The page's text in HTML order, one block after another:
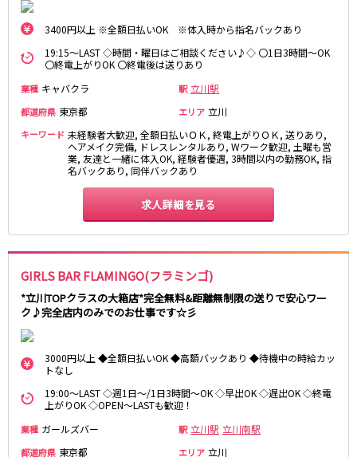
3400円以上 ※全額日払いOK ※体入時から指名バックあり
19:15～LAST ◇時間・曜日はご相談ください♪◇ 〇1日3時間～OK
〇終電上がりOK 〇終電後は送りあり
業種 キャバクラ 駅 立川駅
都道府県 東京都 エリア 立川
キーワード 未経験者大歓迎, 全額日払いＯＫ, 終電上がりＯＫ, 送りあり,
ヘアメイク完備, ドレスレンタルあり, Wワーク歓迎, 土曜も営
業, 友達と一緒に体入OK, 経験者優遇, 3時間以内の勤務OK, 指
名バックあり, 同伴バックあり
求人詳細を見る
GIRLS BAR FLAMINGO(フラミンゴ)
*立川TOPクラスの大箱店*完全無料&距離無制限の送りで安心ワー
ク♪完全店内のみでのお仕事です☆彡
3000円以上 ◆全額日払いOK ◆高額バックあり ◆待機中の時給カッ
トなし
19:00～LAST ◇週1日～/1日3時間～OK ◇早出OK ◇遅出OK ◇終電
上がりOK ◇OPEN～LASTも歓迎！
業種 ガールズバー 駅 立川駅 立川南駅
都道府県 東京都 エリア 立川
厚木
横浜
大和
溝の口
平塚
福富町・伊勢佐木町
横須賀
上大岡・戸塚
新横浜
武蔵小杉
たまプラーザ・向ヶ丘遊園・鷺沼
元住吉・綱島
川崎中部
横浜東部
川崎北部
茅ヶ崎
横浜西部
綾瀬・海老名・座間
埼玉県
大宮
志木
南越谷
草加
川越
所沢
浦和・北浦和
久喜
春日部
蕨
上尾
坂戸・東松山
JR中央線(快速)
新宿駅
立川駅
吉祥寺駅
神田駅
高円寺駅
荻窪駅
阿佐ヶ谷駅
三鷹駅
国分寺駅
西荻窪駅
水道橋駅
武蔵小金井駅
東小金井駅
西国分寺駅
高尾駅
四ツ谷駅
新橋駅
上野駅
新宿駅
秋葉原駅
神田駅
五反田駅
恵比寿駅
渋谷駅
御徒町駅